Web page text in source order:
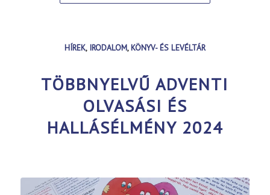
HÍREK, IRODALOM,KÖNYV- ÉS LEVÉLTÁR
TÖBBNYELVŰ ADVENTI
OLVASÁSI ÉS
HALLÁSÉLMÉNY 2024